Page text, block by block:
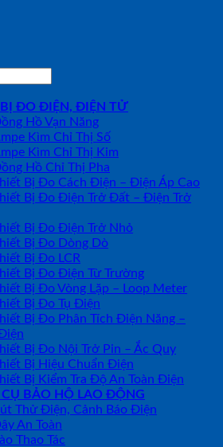
ĐO ĐIỆN, ĐIỆN TỬ
Hồ Vạn Năng
Kìm Chỉ Thị Số
Kìm Chỉ Thị Kim
Hồ Chỉ Thị Pha
Bị Đo Cách Điện – Điện Áp Cao
Bị Đo Điện Trở Đất – Điện Trở
Bị Đo Điện Trở Nhỏ
Bị Đo Dòng Dò
Bị Đo LCR
Bị Đo Điện Từ Trường
Bị Đo Vòng Lặp – Loop Meter
Bị Đo Tụ Điện
Bị Đo Phân Tích Điện Năng –
Bị Đo Nội Trở Pin – Ắc Quy
Bị Hiệu Chuẩn Điện
Bị Kiểm Tra Độ An Toàn Điện
CỤ BẢO HỘ LAO ĐỘNG
Thử Điện, Cảnh Báo Điện
An Toàn
Thao Tác